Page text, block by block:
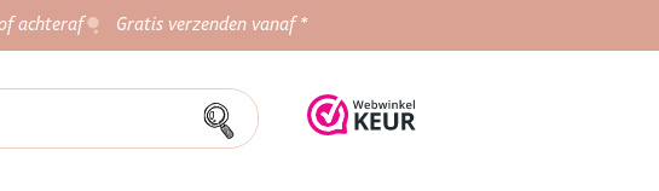
achteraf Gratis verzenden vanaf *